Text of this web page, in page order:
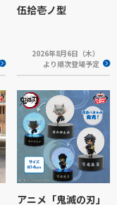
伍拾壱ノ型
2026年8月6日（木）
より順次登場予定
アニメ「鬼滅の刃」